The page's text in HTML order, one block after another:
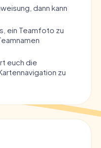
dann kann
ein Teamfoto zu
euch die
zu